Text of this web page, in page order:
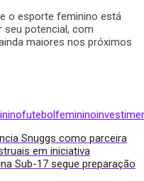
o esporte feminino está
seu potencial, com
maiores nos próximos
futebolfeminino
Snuggs como parceira
em iniciativa
Sub-17 segue preparação